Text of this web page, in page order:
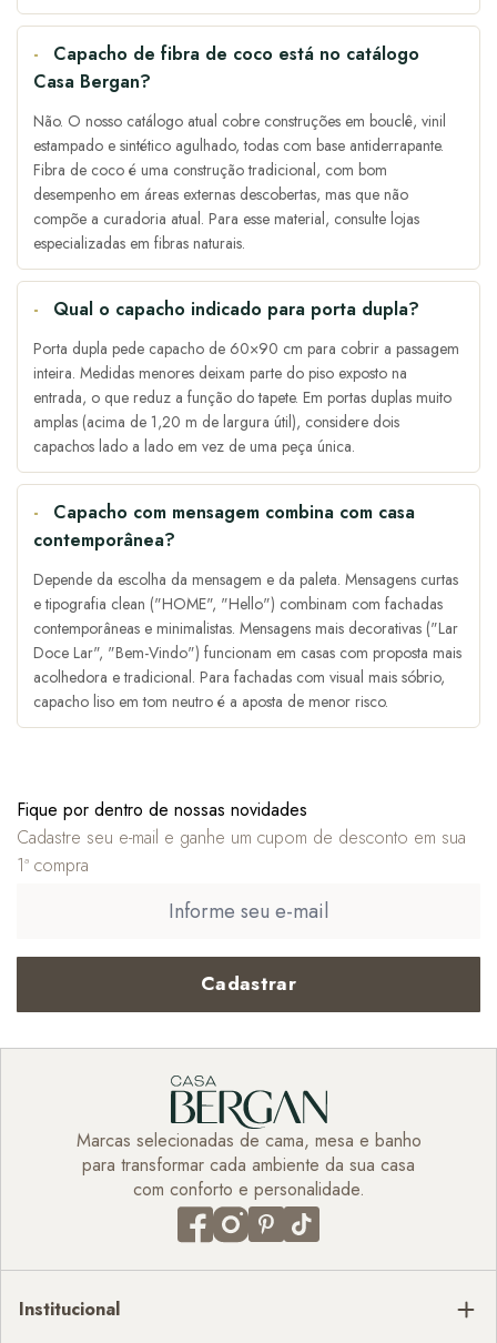
Capacho de fibra de coco está no catálogo
Casa Bergan?
Não. O nosso catálogo atual cobre construções em bouclê, vinil
estampado e sintético agulhado, todas com base antiderrapante.
Fibra de coco é uma construção tradicional, com bom
desempenho em áreas externas descobertas, mas que não
compõe a curadoria atual. Para esse material, consulte lojas
especializadas em fibras naturais.
Qual o capacho indicado para porta dupla?
Porta dupla pede capacho de 60×90 cm para cobrir a passagem
inteira. Medidas menores deixam parte do piso exposto na
entrada, o que reduz a função do tapete. Em portas duplas muito
amplas (acima de 1,20 m de largura útil), considere dois
capachos lado a lado em vez de uma peça única.
Capacho com mensagem combina com casa
contemporânea?
Depende da escolha da mensagem e da paleta. Mensagens curtas
e tipografia clean ("HOME", "Hello") combinam com fachadas
contemporâneas e minimalistas. Mensagens mais decorativas ("Lar
Doce Lar", "Bem-Vindo") funcionam em casas com proposta mais
acolhedora e tradicional. Para fachadas com visual mais sóbrio,
capacho liso em tom neutro é a aposta de menor risco.
Fique por dentro de nossas novidades
Cadastre seu e-mail e ganhe um cupom de desconto em sua
1ª compra
Cadastrar
Marcas selecionadas de cama, mesa e banho
para transformar cada ambiente da sua casa
com conforto e personalidade.
Institucional